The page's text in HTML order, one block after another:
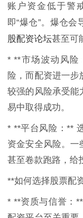
账户资金低于警
即“爆仓”。爆仓会
股配资论坛甚至可
* **市场波动风险
险，而配资进一步
较强的风险承受能
易中取得成功。
* **平台风险：**
资金安全风险。一
甚至卷款跑路，给
**如何选择股票配
* **资质与信誉：